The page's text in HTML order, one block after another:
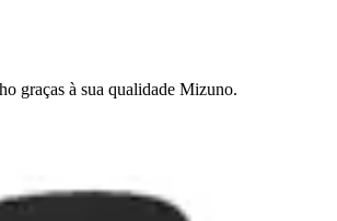
graças à sua qualidade Mizuno.